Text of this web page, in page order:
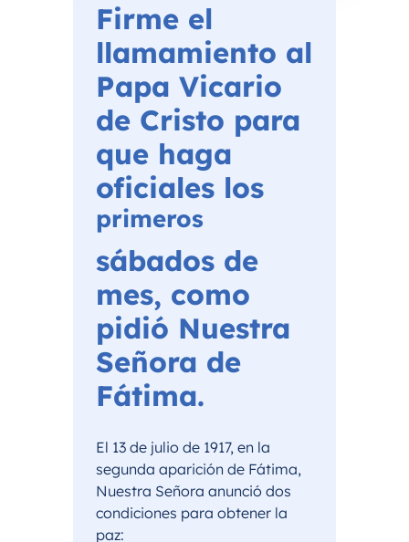
Firme el
llamamiento al
Papa Vicario
de Cristo para
que haga
oficiales los
primeros
sábados de
mes, como
pidió Nuestra
Señora de
Fátima.
El 13 de julio de 1917, en la
segunda aparición de Fátima,
Nuestra Señora anunció dos
condiciones para obtener la
paz: